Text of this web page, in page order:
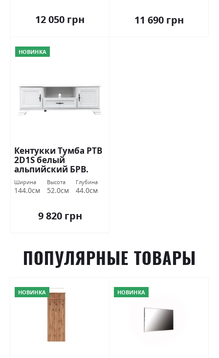
12 050 грн 11 690 грн
НОВИНКА
Кентукки Тумба РТВ
2D1S белый
альпийский БРВ.
Ширина
144.0см
Высота
52.0см
Глубина
44.0см
9 820 грн
ПОПУЛЯРНЫЕ ТОВАРЫ
НОВИНКА НОВИНКА